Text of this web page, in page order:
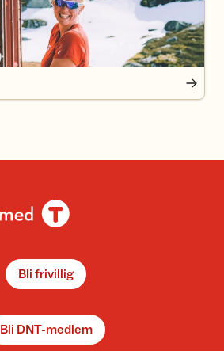
Bli frivillig
Bli DNT-medlem